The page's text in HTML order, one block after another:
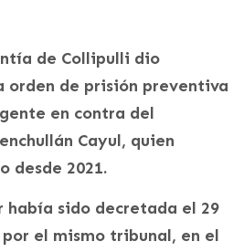
de Collipulli dio
orden de prisión preventiva
en contra del
Cayul, quien
desde 2021.
había sido decretada el 29
el mismo tribunal, en el